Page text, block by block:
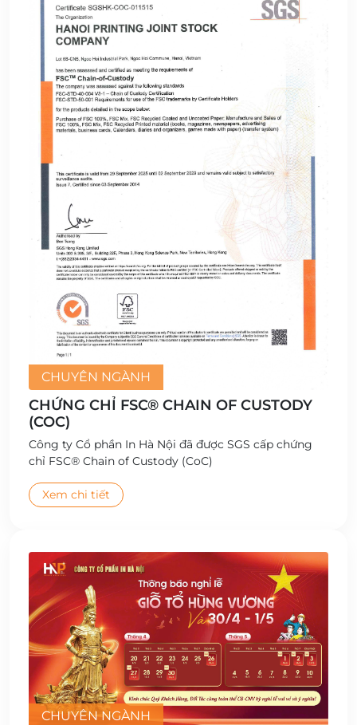
CHUYÊN NGÀNH
CHỨNG CHỈ FSC® CHAIN OF CUSTODY
(COC)
Công ty Cổ phần In Hà Nội đã được SGS cấp chứng
chỉ FSC® Chain of Custody (CoC)
Xem chi tiết
CHUYÊN NGÀNH